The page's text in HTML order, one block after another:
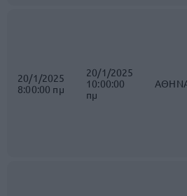
20/1/2025
8:00:00 πμ
20/1/2025
10:00:00
πμ